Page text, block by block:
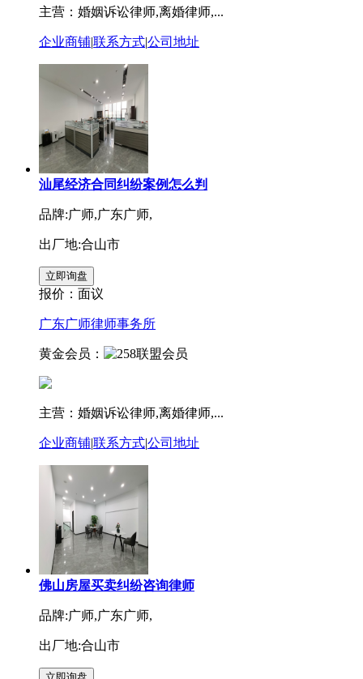
主营：婚姻诉讼律师,离婚律师,...
企业商铺|联系方式|公司地址
汕尾经济合同纠纷案例怎么判
品牌:广师,广东广师,
出厂地:合山市
报价： 面议
广东广师律师事务所
黄金会员：
主营：婚姻诉讼律师,离婚律师,...
企业商铺|联系方式|公司地址
佛山房屋买卖纠纷咨询律师
品牌:广师,广东广师,
出厂地:合山市